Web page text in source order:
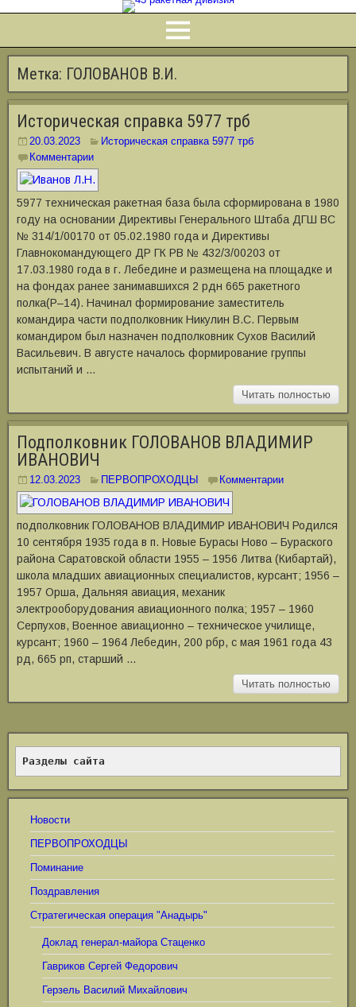
Метка: ГОЛОВАНОВ В.И.
Историческая справка 5977 трб
20.03.2023
Историческая справка 5977 трб
Комментарии
5977 техническая ракетная база была сформирована в 1980
году на основании Директивы Генерального Штаба ДГШ ВС
№ 314/1/00170 от 05.02.1980 года и Директивы
Главнокомандующего ДР ГК РВ № 432/3/00203 от
17.03.1980 года в г. Лебедине и размещена на площадке и
на фондах ранее занимавшихся 2 рдн 665 ракетного
полка(Р–14). Начинал формирование заместитель
командира части подполковник Никулин В.С. Первым
командиром был назначен подполковник Сухов Василий
Васильевич. В августе началось формирование группы
испытаний и …
Читать полностью
Подполковник ГОЛОВАНОВ ВЛАДИМИР
ИВАНОВИЧ
12.03.2023 ПЕРВОПРОХОДЦЫ Комментарии
подполковник ГОЛОВАНОВ ВЛАДИМИР ИВАНОВИЧ Родился
10 сентября 1935 года в п. Новые Бурасы Ново – Бураского
района Саратовской области 1955 – 1956 Литва (Кибартай),
школа младших авиационных специалистов, курсант; 1956 –
1957 Орша, Дальняя авиация, механик
электрооборудования авиационного полка; 1957 – 1960
Серпухов, Военное авиационно – техническое училище,
курсант; 1960 – 1964 Лебедин, 200 рбр, с мая 1961 года 43
рд, 665 рп, старший …
Читать полностью
Разделы сайта
Новости
ПЕРВОПРОХОДЦЫ
Поминание
Поздравления
Стратегическая операция "Анадырь"
Доклад генерал-майора Стаценко
Гавриков Сергей Федорович
Герзель Василий Михайлович